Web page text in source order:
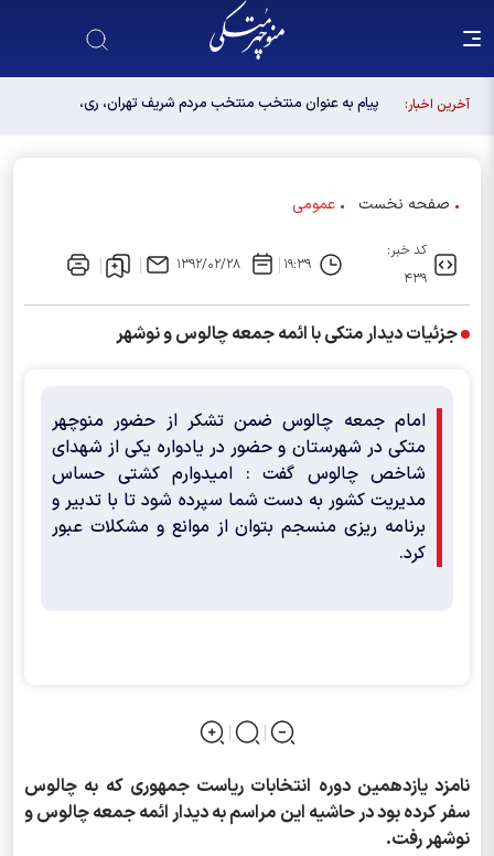
آخرین اخبار:
پیام به عنوان منتخب منتخب مردم شریف تهران، ری،
صفحه نخست عمومی
کد خبر:
۴۳۹
۱۹:۳۹ ۱۳۹۲/۰۲/۲۸
جزئیات دیدار متکی با ائمه جمعه‌ چالوس و نوشهر
امام جمعه چالوس ضمن تشکر از حضور منوچهر
متکی در شهرستان و حضور در یادواره یکی از شهدای
شاخص چالوس گفت : امیدوارم کشتی حساس
مدیریت کشور به دست شما سپرده شود تا با تدبیر و
برنامه ریزی منسجم بتوان از موانع و مشکلات عبور
کرد.
نامزد یازدهمین دوره انتخابات ریاست جمهوری که به چالوس
سفر کرده بود در حاشیه این مراسم به دیدار ائمه جمعه چالوس و
نوشهر رفت.